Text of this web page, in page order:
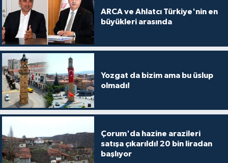
ARCA ve Ahlatcı Türkiye'nin en
büyükleri arasında
Yozgat da bizim ama bu üslup
olmadı!
Çorum'da hazine arazileri
satışa çıkarıldı! 20 bin liradan
başlıyor